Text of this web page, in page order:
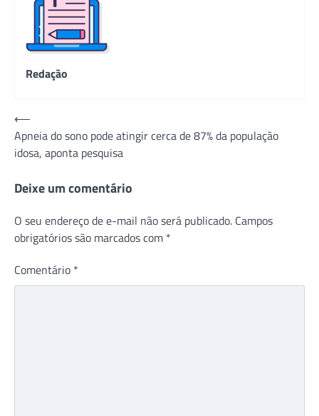
Redação
Navegação
de
Post
⟵
Apneia do sono pode atingir cerca de 87% da população
idosa, aponta pesquisa
Deixe um comentário
O seu endereço de e-mail não será publicado. Campos
obrigatórios são marcados com *
Comentário *